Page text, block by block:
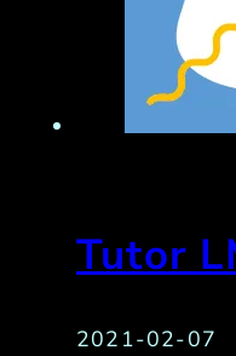
Tutor
2021-02-07